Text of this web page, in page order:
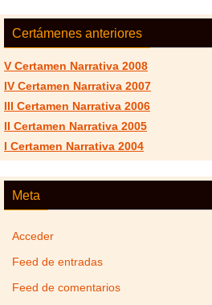
Certámenes anteriores
V Certamen Narrativa 2008
IV Certamen Narrativa 2007
III Certamen Narrativa 2006
II Certamen Narrativa 2005
I Certamen Narrativa 2004
Meta
Acceder
Feed de entradas
Feed de comentarios